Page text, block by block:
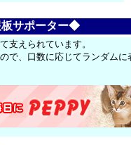
サポーター◆
支えられています。
で、口数に応じてランダムに